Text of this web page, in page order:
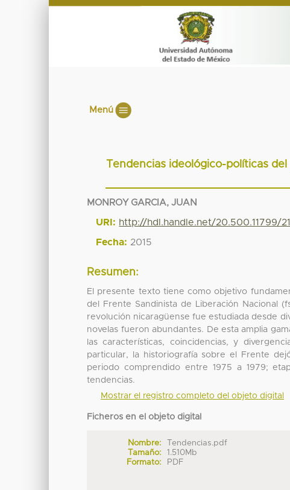
Menú
Tendencias ideológico-políticas
MONROY GARCIA, JUAN
URI: http://hdl.handle.net/20.500.11799/
Fecha: 2015
Resumen:
El presente texto tiene como objetivo
del Frente Sandinista de Liberación Nacional
revolución nicaragüense fue estudiada desde
novelas fueron abundantes. De esta amplia
las características, coincidencias, y
particular, la historiografía sobre el Frente
periodo comprendido entre 1975 a 1979;
tendencias.
Mostrar el registro completo del objeto digital
Ficheros en el objeto digital
Nombre:
Tendencias.pdf
Tamaño:
1.510Mb
Formato:
PDF